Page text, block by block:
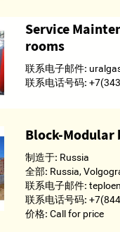
Service
rooms
联系电子邮件:
联系电话号码:
Block-Modular
制造于: Russia
全部: Russia,
联系电子邮件:
联系电话号码:
价格: Call for price